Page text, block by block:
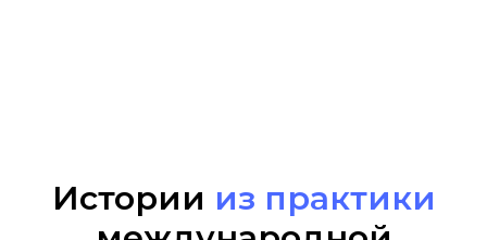
Истории из практики